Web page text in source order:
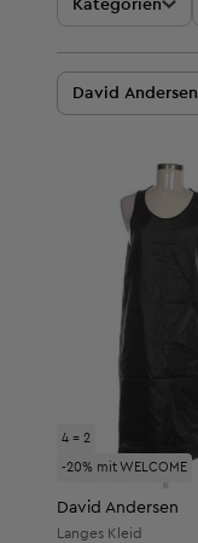
Kategorien
David Andersen
4 = 2
-20% mit WELCOME
David Andersen
Langes Kleid